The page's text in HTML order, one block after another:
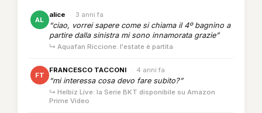
AL
alice · 3 anni fa
“ciao, vorrei sapere come si chiama il 4º bagnìno a
partire dalla sinistra mi sono innamorata grazie”
↳ Aquafan Riccione: l'estate è partita
FT
FRANCESCO TACCONI · 4 anni fa
“mi interessa cosa devo fare subito?”
↳ Helbiz Live: la Serie BKT disponibile su Amazon
Prime Video